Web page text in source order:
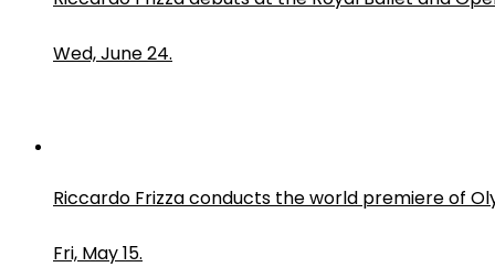
Wed, June 24.
Riccardo Frizza conducts the world premiere of
Fri, May 15.